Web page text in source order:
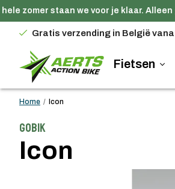
zomer staan we voor je klaar. Alleen
Gratis verzending in België
Fietsen
Home / Icon
Gobik
Icon